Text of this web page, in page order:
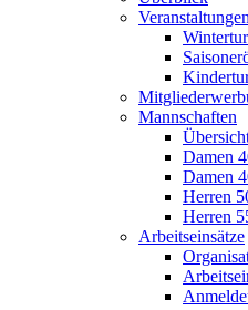
Veranstaltungen
Mannschaften
Damen
Damen
Herren
Herren
Arbeitseinsätze